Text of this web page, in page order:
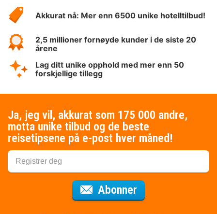
Hotelspecials
Akkurat nå: Mer enn 6500 unike hotelltilbud!
2,5 millioner fornøyde kunder i de siste 20
årene
Lag ditt unike opphold med mer enn 50
forskjellige tillegg
Ja, jeg vil, akkurat som 175 000 andre,
motta unike tilbud og de beste
reisetipsene på e-post hver måned!
Abonner